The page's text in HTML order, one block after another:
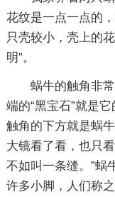
花纹是一点一点的
只壳较小，壳上的
明”。
蜗牛的触角非
端的“黑宝石”就是
触角的下方就是蜗
大镜看了看，也只
不如叫一条缝。”蜗
许多小脚，人们称